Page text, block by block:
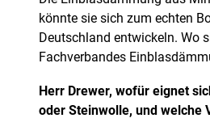
könnte sie sich zum echten
Deutschland entwickeln. Wo
Fachverbandes
Herr Drewer, wofür eignet
oder Steinwolle, und welche